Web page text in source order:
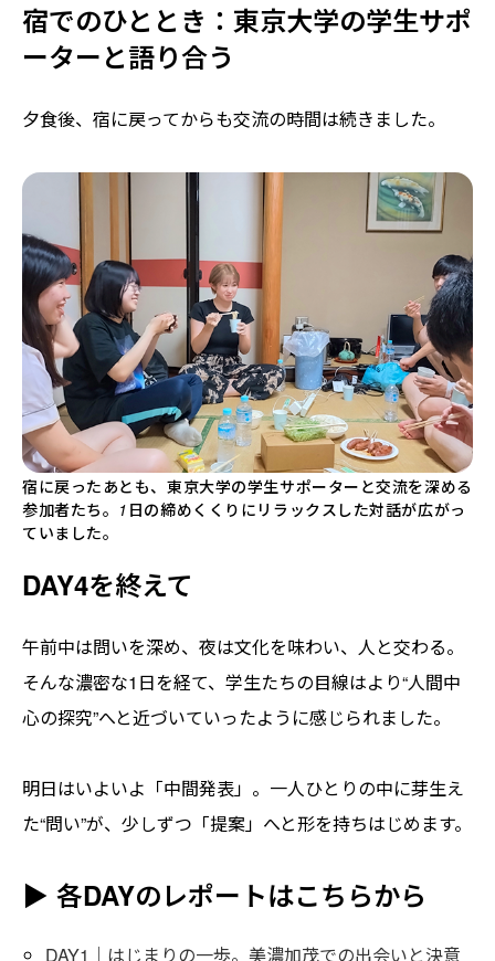
宿でのひととき：東京大学の学生サポ
ーターと語り合う
夕食後、宿に戻ってからも交流の時間は続きました。
宿に戻ったあとも、東京大学の学生サポーターと交流を深める
参加者たち。1日の締めくくりにリラックスした対話が広がっ
ていました。
DAY4を終えて
午前中は問いを深め、夜は文化を味わい、人と交わる。
そんな濃密な1日を経て、学生たちの目線はより“人間中
心の探究”へと近づいていったように感じられました。
明日はいよいよ「中間発表」。一人ひとりの中に芽生え
た“問い”が、少しずつ「提案」へと形を持ちはじめます。
▶ 各DAYのレポートはこちらから
DAY1｜はじまりの一歩。美濃加茂での出会いと決意